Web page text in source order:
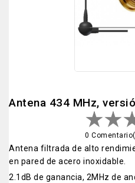
Antena 434 MHz,
0
Antena filtrada de alto
en pared de acero inoxidable.
2.1dB de ganancia, 2MHz de